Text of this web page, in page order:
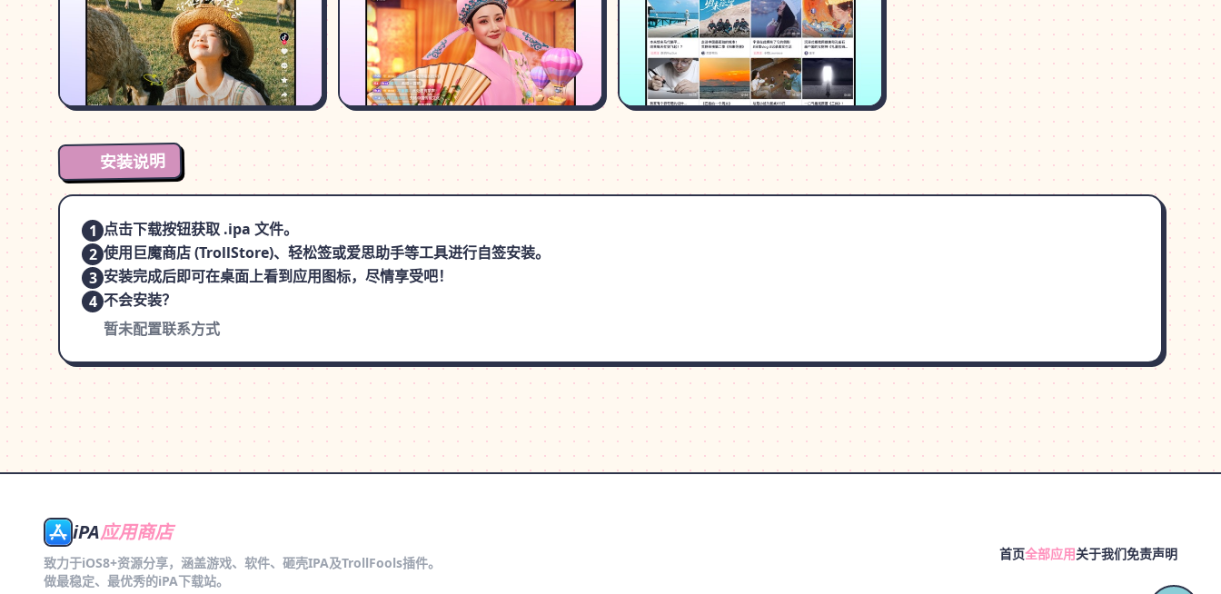
安装说明
1 点击下载按钮获取 .ipa 文件。
2 使用巨魔商店 (TrollStore)、轻松签或爱思助手等工具进行自签安装。
3 安装完成后即可在桌面上看到应用图标，尽情享受吧！
4 不会安装？
暂未配置联系方式
iPA应用商店
致力于iOS8+资源分享，涵盖游戏、软件、砸壳IPA及TrollFools插件。
做最稳定、最优秀的iPA下载站。
首页全部应用关于我们免责声明